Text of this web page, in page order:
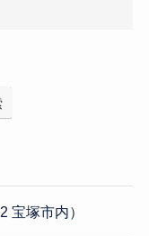
宝塚市内）